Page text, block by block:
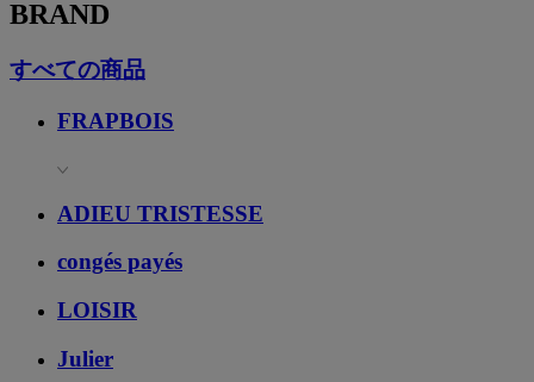
BRAND
すべての商品
FRAPBOIS
ADIEU TRISTESSE
congés payés
LOISIR
Julier